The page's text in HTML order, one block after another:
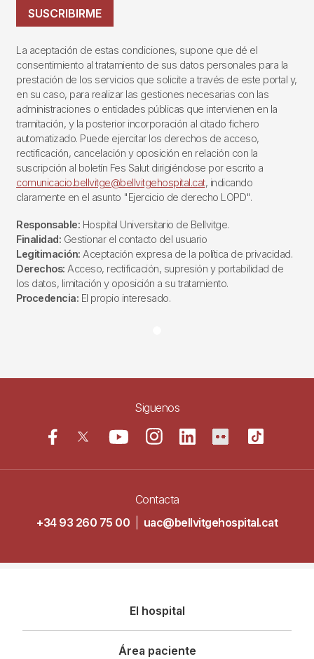
SUSCRIBIRME
La aceptación de estas condiciones, supone que dé el
consentimiento al tratamiento de sus datos personales para la
prestación de los servicios que solicite a través de este portal y,
en su caso, para realizar las gestiones necesarias con las
administraciones o entidades públicas que intervienen en la
tramitación, y la posterior incorporación al citado fichero
automatizado. Puede ejercitar los derechos de acceso,
rectificación, cancelación y oposición en relación con la
suscripción al boletín Fes Salut dirigiéndose por escrito a
comunicacio.bellvitge@bellvitgehospital.cat, indicando
claramente en el asunto "Ejercicio de derecho LOPD".
Responsable: Hospital Universitario de Bellvitge.
Finalidad: Gestionar el contacto del usuario
Legitimación: Aceptación expresa de la política de privacidad.
Derechos: Acceso, rectificación, supresión y portabilidad de
los datos, limitación y oposición a su tratamiento.
Procedencia: El propio interesado.
Siguenos
Contacta
+34 93 260 75 00
uac@bellvitgehospital.cat
principal
El hospital
Área paciente